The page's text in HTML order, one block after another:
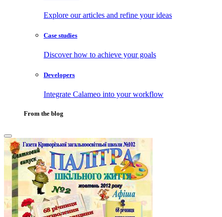
Explore our articles and refine your ideas
Case studies
Discover how to achieve your goals
Developers
Integrate Calameo into your workflow
From the blog